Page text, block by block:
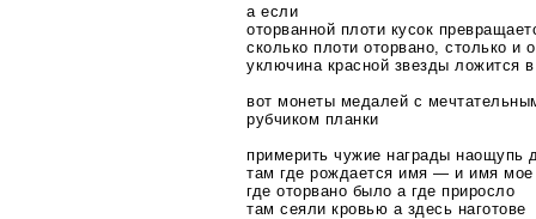
а если
оторванной плоти кусок
сколько плоти оторвано, столько и
уключина красной звезды ложится
вот монеты медалей с
рубчиком планки
примерить чужие награды наощупь
там где рождается имя — и имя мое
где оторвано было а где приросло
там сеяли кровью а здесь наготове